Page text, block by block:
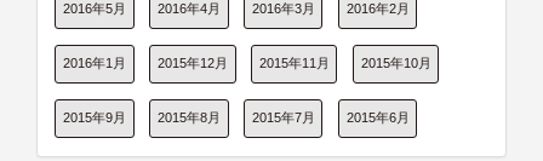
2016年5月 2016年4月 2016年3月 2016年2月
2016年1月 2015年12月 2015年11月 2015年10月
2015年9月 2015年8月 2015年7月 2015年6月